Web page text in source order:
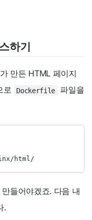
하기
만든 HTML 페이지
로
Dockerfile
파일을
html/
들어야겠죠. 다음 내
.